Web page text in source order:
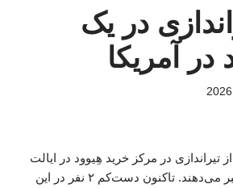
در یک
آمریکا
تیراندازی در مرکز خرید هِیوود در ایالت
کارولینای جنوبی خبر می‌دهند. تاکنون دست‌کم ۲ نفر در این